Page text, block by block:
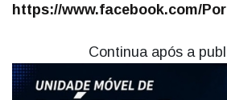
https://www.facebook.com/
Continua após a